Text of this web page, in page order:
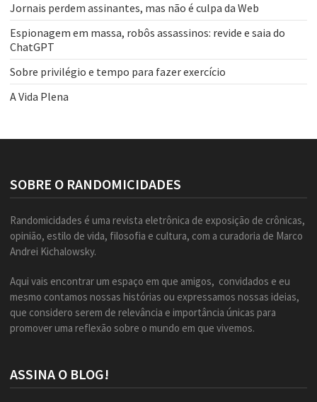
Jornais perdem assinantes, mas não é culpa da Web
Espionagem em massa, robôs assassinos: revide e saia do
ChatGPT
Sobre privilégio e tempo para fazer exercício
A Vida Plena
SOBRE O RANDOMICIDADES
Randomicidades é uma revista eletrônica de exposição de crônicas,
opinião, estilo de vida, filosofia e cultura, com a curadoria de Marco
Andrei Kichalowsky.
Aqui vais encontrar um espaço em que amigos, convidados e eu
mesmo contamos nossas histórias ou expressamos nossas ideias,
que considero serem de relevância e importância únicas para
promover uma reflexão sobre o mundo em que vivemos.
ASSINA O BLOG!